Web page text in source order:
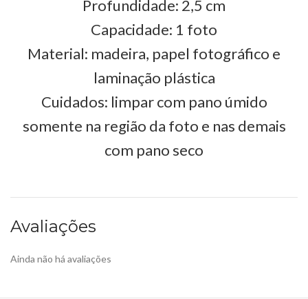
Profundidade: 2,5 cm
Capacidade: 1 foto
Material: madeira, papel fotográfico e
laminação plástica
Cuidados: limpar com pano úmido
somente na região da foto e nas demais
com pano seco
Avaliações
Ainda não há avaliações